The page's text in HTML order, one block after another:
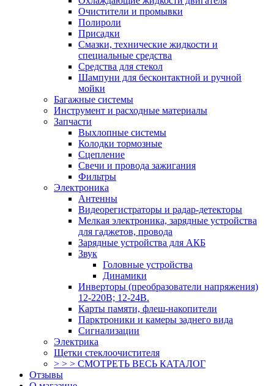
Очистители и промывки
Полироли
Присадки
Смазки, технические жидкости и
специальные средства
Средства для стекол
Шампуни для бесконтактной и ручной
мойки
Багажные системы
Инструмент и расходные материалы
Запчасти
Выхлопные системы
Колодки тормозные
Сцепление
Свечи и провода зажигания
Фильтры
Электроника
Антенны
Видеорегистраторы и радар-детекторы
Мелкая электроника, зарядные устройства
для гаджетов, провода
Зарядные устройства для АКБ
Звук
Головные устройства
Динамики
Инверторы (преобразователи напряжения)
12-220В; 12-24В.
Карты памяти, флеш-накопители
Парктроники и камеры заднего вида
Сигнализации
Электрика
Щетки стеклоочистителя
> > > СМОТРЕТЬ ВЕСЬ КАТАЛОГ
Отзывы